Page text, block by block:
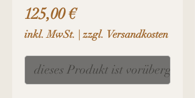
125,00 €Preis
inkl. MwSt. |zzgl. Versandkosten
dieses Produkt ist